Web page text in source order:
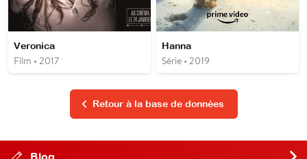
Veronica
Film • 2017
Hanna
Série • 2019
Retour à la base de données
Blog